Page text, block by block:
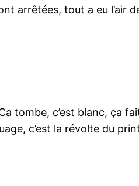
arrêtées, tout a eu l’air
tombe, c’est blanc, ça
c’est la révolte du